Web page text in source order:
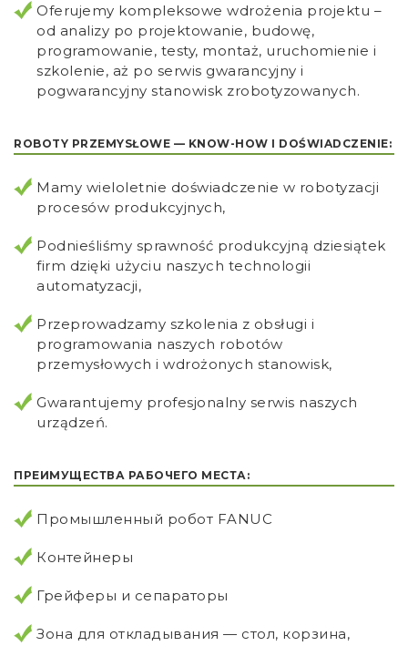
Oferujemy kompleksowe wdrożenia projektu –
od analizy po projektowanie, budowę,
programowanie, testy, montaż, uruchomienie i
szkolenie, aż po serwis gwarancyjny i
pogwarancyjny stanowisk zrobotyzowanych.
ROBOTY PRZEMYSŁOWE — KNOW-HOW I DOŚWIADCZENIE:
Mamy wieloletnie doświadczenie w robotyzacji
procesów produkcyjnych,
Podnieśliśmy sprawność produkcyjną dziesiątek
firm dzięki użyciu naszych technologii
automatyzacji,
Przeprowadzamy szkolenia z obsługi i
programowania naszych robotów
przemysłowych i wdrożonych stanowisk,
Gwarantujemy profesjonalny serwis naszych
urządzeń.
ПРЕИМУЩЕСТВА РАБОЧЕГО МЕСТА:
Промышленный робот FANUC
Контейнеры
Грейферы и сепараторы
Зона для откладывания — стол, корзина,